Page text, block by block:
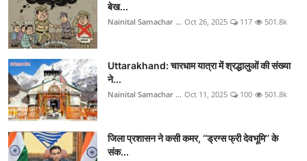
बेख...
Nainital Samachar ... Oct 26, 2025 117 501.8k
Uttarakhand: चारधाम यात्रा में श्रद्धालुओं की संख्या
ने...
Nainital Samachar ... Oct 11, 2025 100 501.8k
जिला प्रशासन ने कसी कमर, ‘‘ड्रग्स फ्री देवभूमि’’ के
संक...